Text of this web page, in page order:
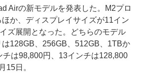
Airの新モデルを発表した。M2プロ
か、ディスプレイサイズが11イン
ズ展開となった。どちらのモデル
は128GB、256GB、512GB、1TBか
チは98,800円、13インチは128,800
15日。